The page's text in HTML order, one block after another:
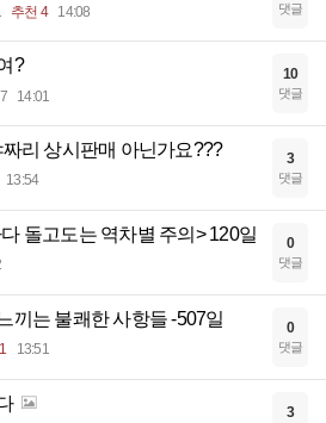
추천 4 14:08 댓글
?
14:01
10
댓글
리 상시판매 아닌가요???
13:54
3
댓글
돌고도는 역차별 주의> 120일 0
댓글
끼는 불쾌한 사항들 -507일
13:51
0
댓글
3